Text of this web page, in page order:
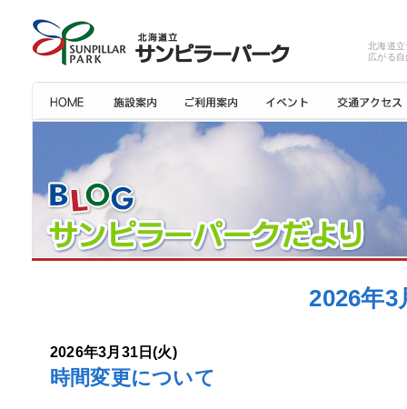
北海道
広がる
2026年
2026年3月31日(火)
時間変更について